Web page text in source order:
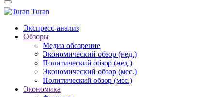
Turan
Экспресс-анализ
Обзоры
Медиа обозрение
Экономический обзор (нед.)
Политический обзор (нед.)
Экономический обзор (мес.)
Политический обзор (мес.)
Экономика